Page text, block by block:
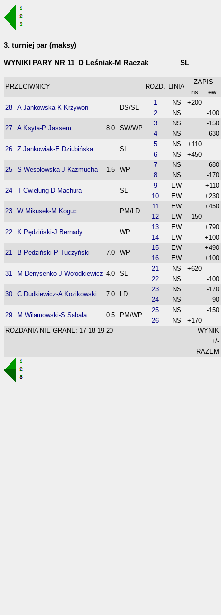
3. turniej par (maksy)
WYNIKI PARY NR 11 D Leśniak-M Raczak SL
PRZECIWNICY ROZD. LINIA
ZAPIS
ns
ew
28 A Jankowska-K Krzywon DS/SL
1 NS
+200
2
NS -100
27 A Ksyta-P Jassem 8.0 SW/WP
3 NS
-150
4
NS -630
26 Z Jankowiak-E Dziubińska SL
5 NS
+110
6
NS +450
25 S Wesołowska-J Kazmucha 1.5 WP
7 NS
-680
8
NS -170
24 T Cwielung-D Machura SL
9 EW
+110
10
EW +230
23 W Mikusek-M Koguc PM/LD
11 EW
+450
12
EW -150
22 K Pędziński-J Bernady WP
13 EW
+790
14
EW +100
21 B Pędziński-P Tuczyński 7.0 WP
15 EW
+490
16
EW +100
31 M Denysenko-J Wołodkiewicz 4.0 SL
21 NS
+620
22
NS -100
30 C Dudkiewicz-A Kozikowski 7.0 LD
23 NS
-170
24
NS -90
29 M Wilamowski-S Sabała 0.5 PM/WP
25 NS
-150
26
NS
+170
ROZDANIA NIE GRANE: 17 18 19 20
WYNIK
+/-
RAZEM